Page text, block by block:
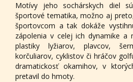
Motívy jeho sochárskych diel
športové tematika, možno aj
športovcom a tak dokáže
zápolenia v celej ich dynamike a
plastiky lyžiarov, plavcov,
korčuliarov, cyklistov či hráčov
dramatickosť okamihov, v
pretavil do hmoty.